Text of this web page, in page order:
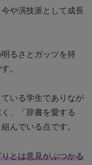
や演技派として成長
るさとガッツを持
。
いる学生でありなが
、「辞書を愛する
んでいる点です。
とは意見がぶつかる